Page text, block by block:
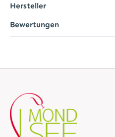
Hersteller
Bewertungen